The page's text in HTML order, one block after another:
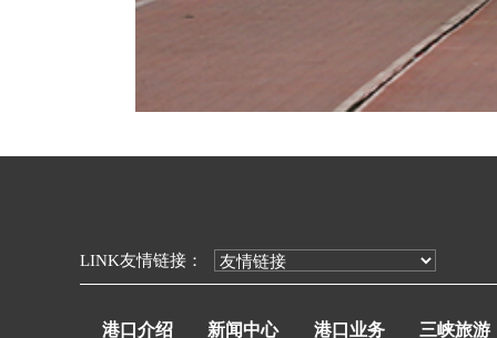
LINK友情链接：
港口介绍 新闻中心 港口业务 三峡旅游